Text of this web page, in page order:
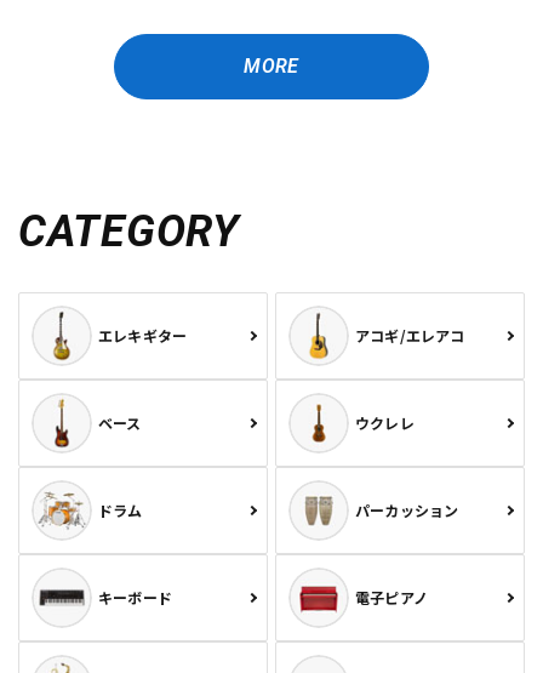
MORE
CATEGORY
エレキギター アコギ/エレアコ
ベース ウクレレ
ドラム パーカッション
キーボード 電子ピアノ